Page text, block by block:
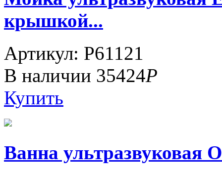
крышкой...
Артикул: P61121
В наличии 35424Р
Купить
Ванна ультразвуковая